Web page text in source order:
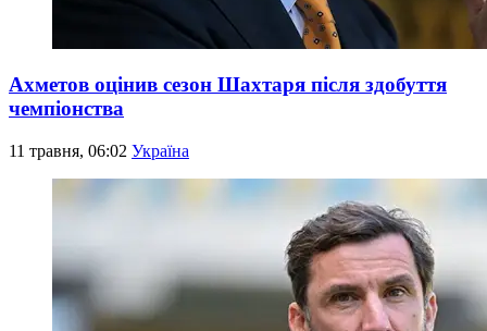
Ахметов оцінив сезон Шахтаря після здобуття
чемпіонства
11 травня, 06:02 Україна